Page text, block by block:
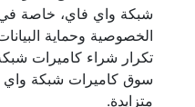
شبكة واي فاي، خاصة
الخصوصية وحماية
تكرار شراء كاميرات
سوق كاميرات شبكة
متزايدة.